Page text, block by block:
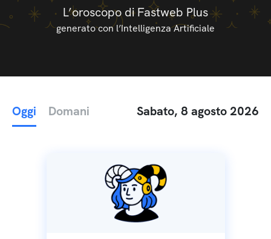
L’oroscopo di Fastweb Plus
generato con l’Intelligenza Artificiale
Oggi Domani Sabato, 8 agosto 2026